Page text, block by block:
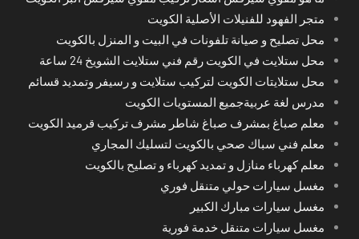
متجر الفهود للفنيلات الأصلية الكويت
محل تصليح و صيانة تلفونات في البيت و المنزل بالكويت
محل ستلايت في الكويت رقم فني ستلايت الشويخ 24 ساعة
محل ستلايتات الكويت لتركيب ستلايت و رسيفر وتمديد قسائم
مدرس لغة عربيةجميع المستويات الكويت
معلم صباغ بمشرف صباغ شاطر مشرف تركيب قرميد الكويت
معلم فني سباك صحي بالكويت لتسليك المجاري
معلم كهرباء منازل و تمديد كهرباء و تصليح بالكويت
مغسل سيارات حولي متنقل فوري
مغسل سيارات مبارك الكبير
مغسل سيارات متنقل خدمة فورية